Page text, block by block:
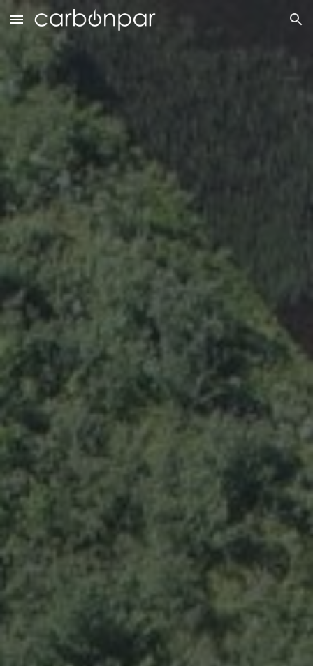
Skip to main content Skip to navigation